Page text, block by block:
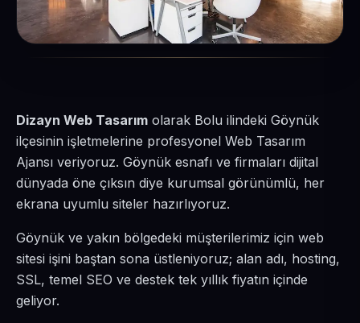
Dizayn Web Tasarım olarak Bolu ilindeki Göynük
ilçesinin işletmelerine profesyonel Web Tasarım
Ajansı veriyoruz. Göynük esnafı ve firmaları dijital
dünyada öne çıksın diye kurumsal görünümlü, her
ekrana uyumlu siteler hazırlıyoruz.
Göynük ve yakın bölgedeki müşterilerimiz için web
sitesi işini baştan sona üstleniyoruz; alan adı, hosting,
SSL, temel SEO ve destek tek yıllık fiyatın içinde
geliyor.